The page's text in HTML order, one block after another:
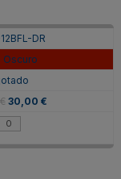
DR
Oscuro
30,00 €